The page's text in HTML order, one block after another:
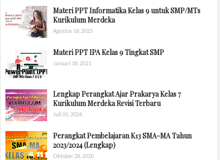
Materi PPT Informatika Kelas 9 untuk SMP/MTs
Kurikulum Merdeka
Agustus 18, 2025
Materi PPT IPA Kelas 9 Tingkat SMP
Januari 18, 2021
Lengkap Perangkat Ajar Prakarya Kelas 7
Kurikulum Merdeka Revisi Terbaru
Juli 01, 2024
Perangkat Pembelajaran K13 SMA-MA Tahun
2023/2024 (Lengkap)
Oktober 28, 2020